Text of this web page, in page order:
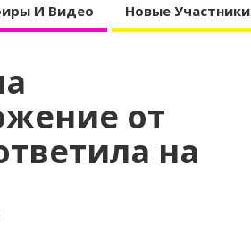
И Видео Новые Участники
от
на